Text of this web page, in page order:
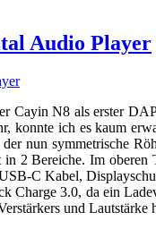
Audio Player
Cayin N8 als erster
konnte ich es kaum
nun symmetrische
2 Bereiche. Im
C Kabel,
Charge 3.0, da ein
und